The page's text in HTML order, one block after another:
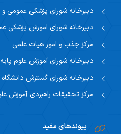
دبیرخانه شورای پزشکی
دبیرخانه شورای اموزش پزشکی
مرکز جذب و امور هیات علمی
دبیرخانه شورای آموزش علوم
دبیرخانه شورای گسترش
مرکز تحقیقات راهبردی آموزش
پیوندهای مفید